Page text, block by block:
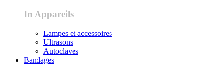
In Appareils
Lampes et accessoires
Ultrasons
Autoclaves
Bandages